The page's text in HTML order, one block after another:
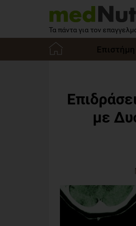
Τα πάντα για τον
Επιστήμη
με